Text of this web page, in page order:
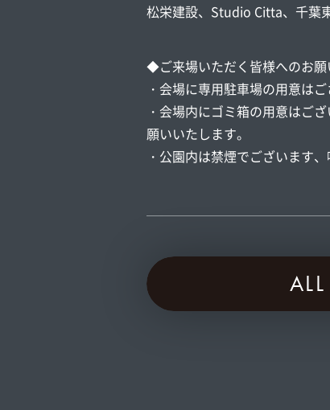
松栄建設、Studio Citta、千葉
◆ご来場いただく皆様へのお願
・会場に専用駐車場の用意は
・会場内にゴミ箱の用意はご
願いいたします。
・公園内は禁煙でございます
ALL